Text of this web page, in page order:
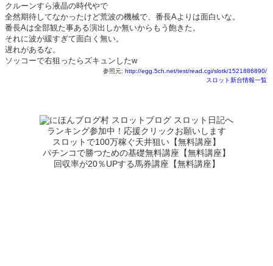
クルーンすら液晶の時代やで
全然期待してなかったけど荒波の機械で、番長Aよりは面白いな。
番長Aは全部観た事ある演出しか無いからもう飽きた。
それに波が緩すぎて面白く無い。
遅れがあるな。
ソッコーで右狙ったらズキュンしたw
参照元: http://egg.5ch.net/test/read.cgi/slotk/1521886890/
スロット新台情報一覧
ランキング参加中！応援クリックお願いします
スロットで100万稼ぐ天井狙い【無料講座】
パチンコで勝つための基礎無料講座【無料講座】
回収率が20％UPする馬券講座【無料講座】